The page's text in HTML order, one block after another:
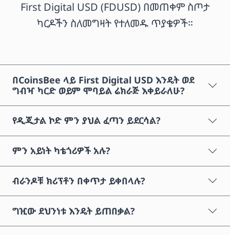
First Digital USD (FDUSD) በመጠቀም ስጦታ
ካርዶችን ስለመግዛት የተለመዱ ጥያቄዎች።
በCoinsBee ላይ First Digital USD እንዴት ወደ
ግብዣ ካርድ ወይም ሞባይል ሬክራጅ እቀይራለሁ?
የዲጂታል ኮድ ምን ያህል ፈጣን ይደርሳል?
ምን አይነት ካቴጎሪዎች አሉ?
ብራንዶቹ ክሪፕቶን በቀጥታ ይቀበላሉ?
ግዢው ደህንነቱ እንዴት ይጠበቃል?